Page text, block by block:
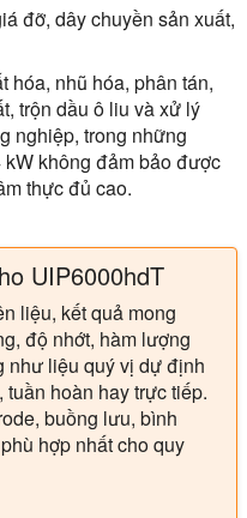
đỡ, dây chuyền sản xuất,
hóa, nhũ hóa, phân tán,
trộn dầu ô liu và xử lý
nghiệp, trong những
không đảm bảo được
thực đủ cao.
UIP6000hdT
liệu, kết quả mong
độ nhớt, hàm lượng
như liệu quý vị dự định
hoàn hay trực tiếp.
buồng lưu, bình
hợp nhất cho quy